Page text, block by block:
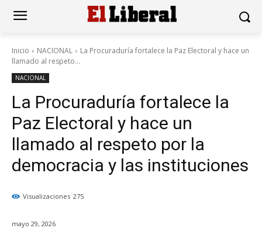
Inicio NACIONAL
La Procuraduría fortalece la Paz Electoral y hace un
llamado al respeto...
NACIONAL
La Procuraduría fortalece la
Paz Electoral y hace un
llamado al respeto por la
democracia y las instituciones
Visualizaciones 275
mayo 29, 2026